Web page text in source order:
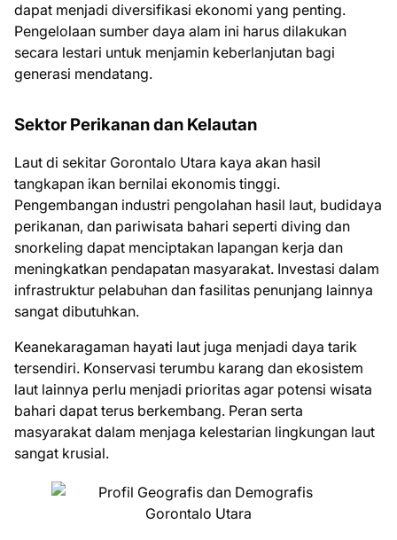
dapat menjadi diversifikasi ekonomi yang penting.
Pengelolaan sumber daya alam ini harus dilakukan
secara lestari untuk menjamin keberlanjutan bagi
generasi mendatang.
Sektor Perikanan dan Kelautan
Laut di sekitar Gorontalo Utara kaya akan hasil
tangkapan ikan bernilai ekonomis tinggi.
Pengembangan industri pengolahan hasil laut, budidaya
perikanan, dan pariwisata bahari seperti diving dan
snorkeling dapat menciptakan lapangan kerja dan
meningkatkan pendapatan masyarakat. Investasi dalam
infrastruktur pelabuhan dan fasilitas penunjang lainnya
sangat dibutuhkan.
Keanekaragaman hayati laut juga menjadi daya tarik
tersendiri. Konservasi terumbu karang dan ekosistem
laut lainnya perlu menjadi prioritas agar potensi wisata
bahari dapat terus berkembang. Peran serta
masyarakat dalam menjaga kelestarian lingkungan laut
sangat krusial.